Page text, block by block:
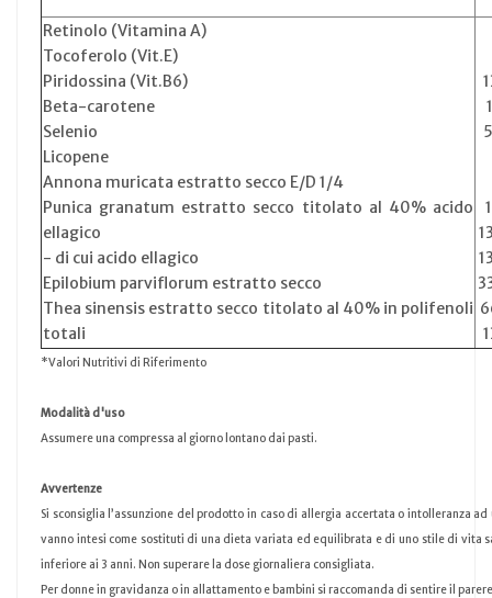
Retinolo (Vitamina A)
Tocoferolo (Vit.E)
Piridossina (Vit.B6)
Beta-carotene
Selenio
Licopene
Annona muricata estratto secco E/D 1/4
Punica granatum estratto secco titolato al 40% acido
ellagico
- di cui acido ellagico
Epilobium parviflorum estratto secco
Thea sinensis estratto secco titolato al 40% in polifenoli
totali
*Valori Nutritivi di Riferimento
Modalità d'uso
Assumere una compressa al giorno lontano dai pasti.
Avvertenze
Si sconsiglia l’assunzione del prodotto in caso di allergia accertata o intolleranza
vanno intesi come sostituti di una dieta variata ed equilibrata e di uno stile di vita
inferiore ai 3 anni. Non superare la dose giornaliera consigliata.
Per donne in gravidanza o in allattamento e bambini si raccomanda di sentire il